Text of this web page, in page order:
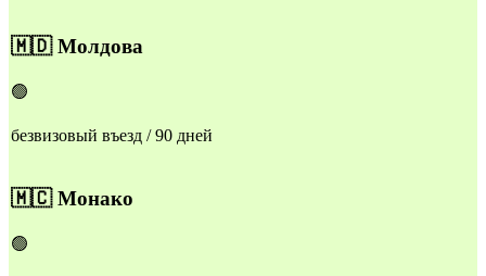
🇲🇩Молдова
🟢
безвизовый въезд / 90 дней
🇲🇨Монако
🟢